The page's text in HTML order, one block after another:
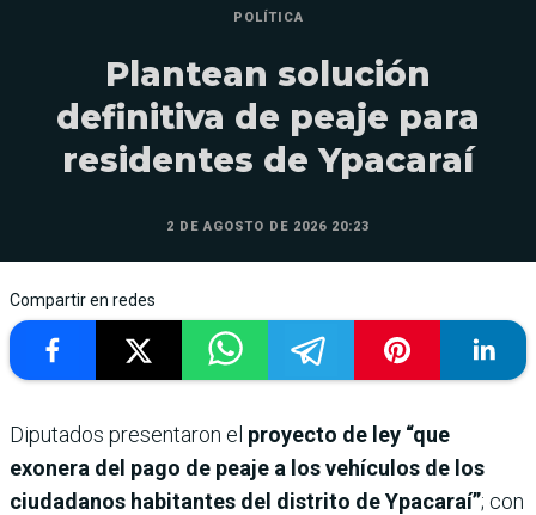
POLÍTICA
Plantean solución
definitiva de peaje para
residentes de Ypacaraí
2 DE AGOSTO DE 2026 20:23
Compartir en redes
Diputados presentaron el proyecto de ley “que
exonera del pago de peaje a los vehículos de los
ciudadanos habitantes del distrito de Ypacaraí”; con